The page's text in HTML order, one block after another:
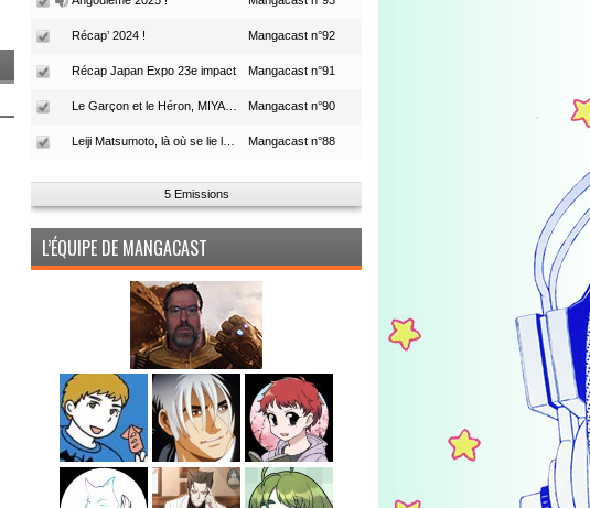
Récap’ 2024 ! Mangacast n°92
Récap Japan Expo 23e impact Mangacast n°91
Mangacast n°90
Mangacast n°88
5 Emissions
L’ÉQUIPE DE MANGACAST